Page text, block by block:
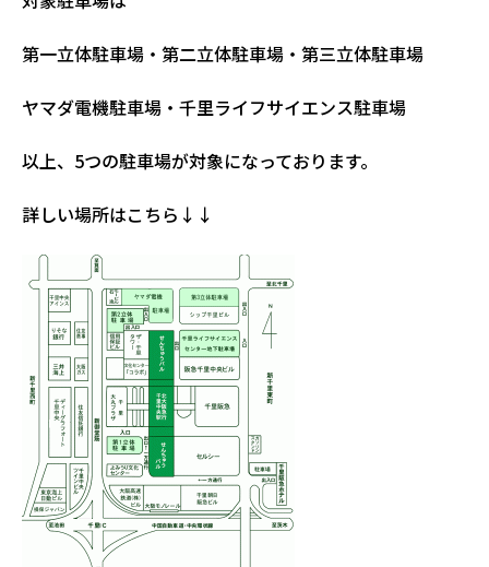
第一立体駐車場・第二立体駐車場・第三立体駐車場
ヤマダ電機駐車場・千里ライフサイエンス駐車場
以上、5つの駐車場が対象になっております。
詳しい場所はこちら↓↓